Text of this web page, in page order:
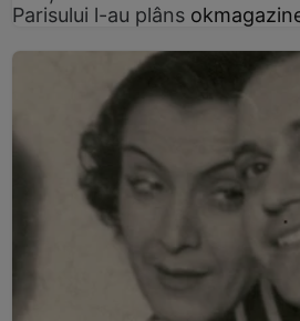
Parisului l-au plâns